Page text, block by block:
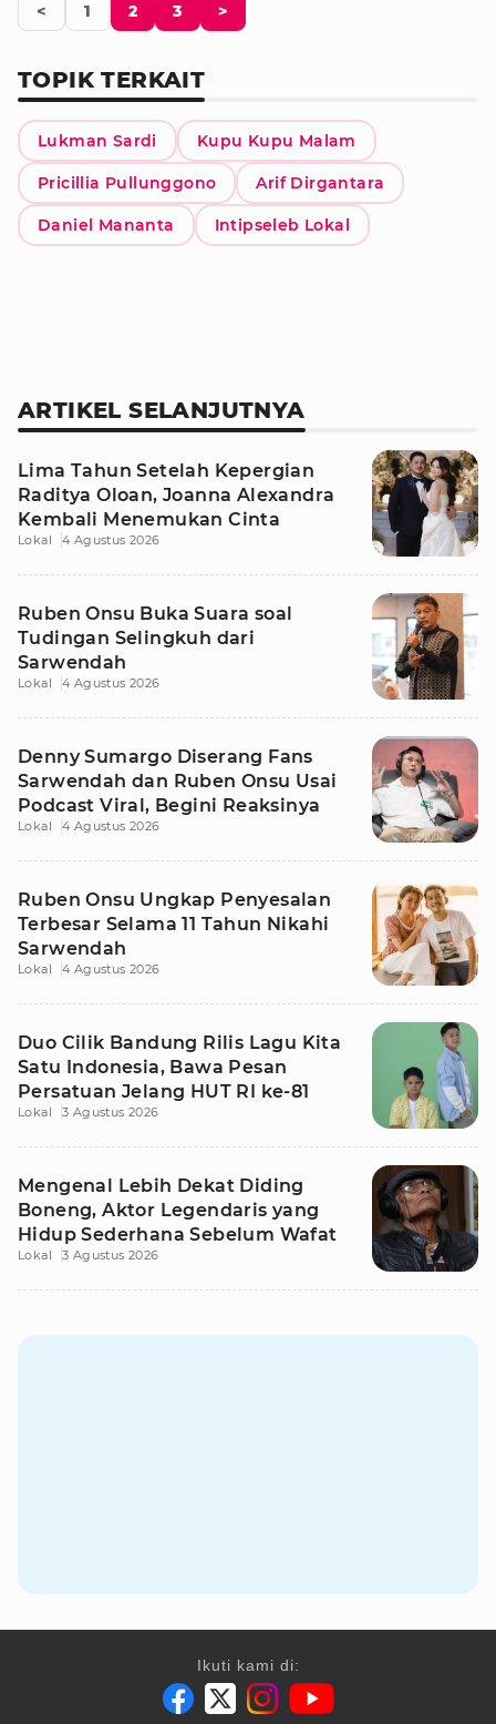
< 1 2 3 >
TOPIK TERKAIT
Lukman Sardi Kupu Kupu Malam
Pricillia Pullunggono Arif Dirgantara
Daniel Mananta Intipseleb Lokal
ARTIKEL SELANJUTNYA
Lima Tahun Setelah Kepergian
Raditya Oloan, Joanna Alexandra
Kembali Menemukan Cinta
Lokal 4 Agustus 2026
Ruben Onsu Buka Suara soal
Tudingan Selingkuh dari
Sarwendah
Lokal 4 Agustus 2026
Denny Sumargo Diserang Fans
Sarwendah dan Ruben Onsu Usai
Podcast Viral, Begini Reaksinya
Lokal 4 Agustus 2026
Ruben Onsu Ungkap Penyesalan
Terbesar Selama 11 Tahun Nikahi
Sarwendah
Lokal 4 Agustus 2026
Duo Cilik Bandung Rilis Lagu Kita
Satu Indonesia, Bawa Pesan
Persatuan Jelang HUT RI ke-81
Lokal 3 Agustus 2026
Mengenal Lebih Dekat Diding
Boneng, Aktor Legendaris yang
Hidup Sederhana Sebelum Wafat
Lokal 3 Agustus 2026
Ikuti kami di: